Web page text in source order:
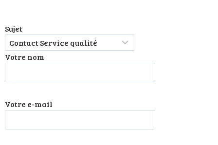
Sujet
Votre nom
Votre e-mail